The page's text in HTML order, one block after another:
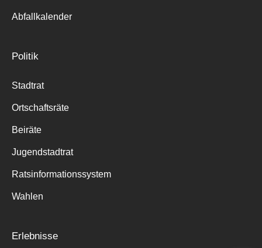
Abfallkalender
Politik
Stadtrat
Ortschaftsräte
Beiräte
Jugendstadtrat
Ratsinformationssystem
Wahlen
Erlebnisse